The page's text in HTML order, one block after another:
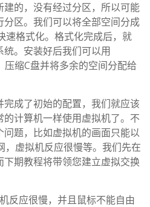
的，没有经过分区，所以可能
区。我们可以将全部空间分成
速格式化。格式化完成后，就
。安装好后我们可以用
缩C盘并将多余的空间分配给
成了初始的配置，我们就应该
计算机一样使用虚拟机了。不
题，比如虚拟机的画面只能以
，虚拟机反应很慢等。我们先在
期教程将带领您建立虚拟交换
反应很慢，并且鼠标不能自由